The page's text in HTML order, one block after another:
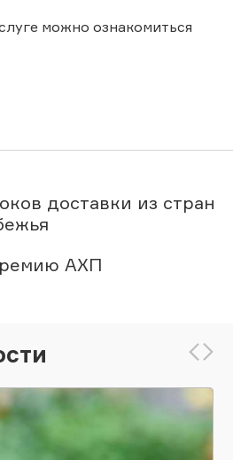
можно ознакомиться
доставки из стран
АХП